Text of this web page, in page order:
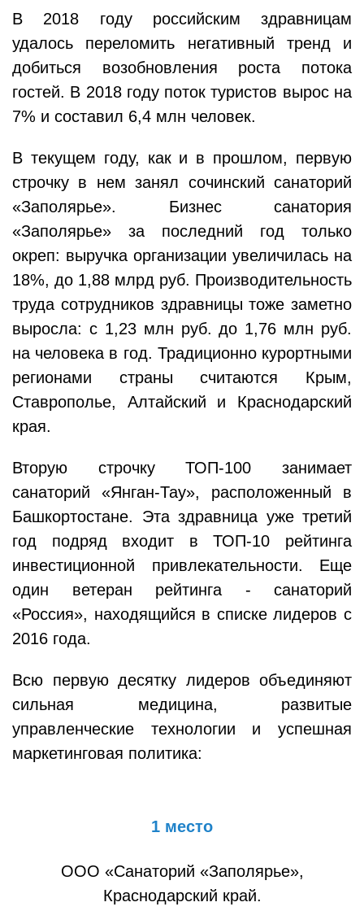
В 2018 году российским здравницам
удалось переломить негативный тренд и
добиться возобновления роста потока
гостей. В 2018 году поток туристов вырос на
7% и составил 6,4 млн человек.
В текущем году, как и в прошлом, первую
строчку в нем занял сочинский санаторий
«Заполярье». Бизнес санатория
«Заполярье» за последний год только
окреп: выручка организации увеличилась на
18%, до 1,88 млрд руб. Производительность
труда сотрудников здравницы тоже заметно
выросла: с 1,23 млн руб. до 1,76 млн руб.
на человека в год. Традиционно курортными
регионами страны считаются Крым,
Ставрополье, Алтайский и Краснодарский
края.
Вторую строчку ТОП-100 занимает
санаторий «Янган-Тау», расположенный в
Башкортостане. Эта здравница уже третий
год подряд входит в ТОП-10 рейтинга
инвестиционной привлекательности. Еще
один ветеран рейтинга - санаторий
«Россия», находящийся в списке лидеров с
2016 года.
Всю первую десятку лидеров объединяют
сильная медицина, развитые
управленческие технологии и успешная
маркетинговая политика:
1 место
ООО «Санаторий «Заполярье»,
Краснодарский край.